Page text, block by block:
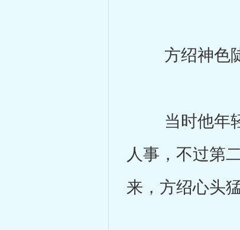
方绍神色陡
当时他年轻
人事，不过第
来，方绍心头